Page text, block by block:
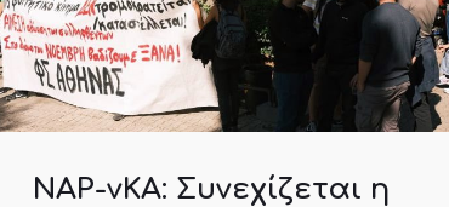
ΝΑΡ-νΚΑ: Συνεχίζεται η